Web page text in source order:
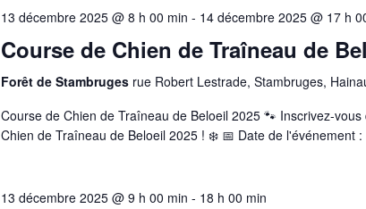
13 décembre 2025 @ 8 h 00 min - 14 décembre 2025 @ 17 h
Course de Chien de Traîneau de
Forêt de Stambruges rue Robert Lestrade, Stambruges,
Course de Chien de Traîneau de Beloeil 2025 🐾 Inscrivez-
Chien de Traîneau de Beloeil 2025 ! ❄️ 📅 Date de l'événement
13 décembre 2025 @ 9 h 00 min - 18 h 00 min